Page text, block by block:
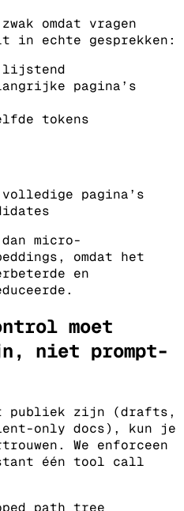
omdat vragen
in echte gesprekken:
lijstend
pagina’s
tokens
pagina’s
micro-
omdat het
en
moet
niet prompt-
publiek zijn (drafts,
only docs), kun je
We enforceen
één tool call
path tree